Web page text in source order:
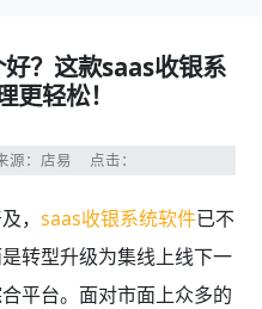
？这款saas收银系
更轻松！
源：店易 点击：
， saas收银系统软件已不
转型升级为集线上线下一
平台。面对市面上众多的